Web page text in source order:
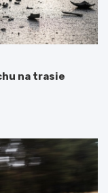
na trasie